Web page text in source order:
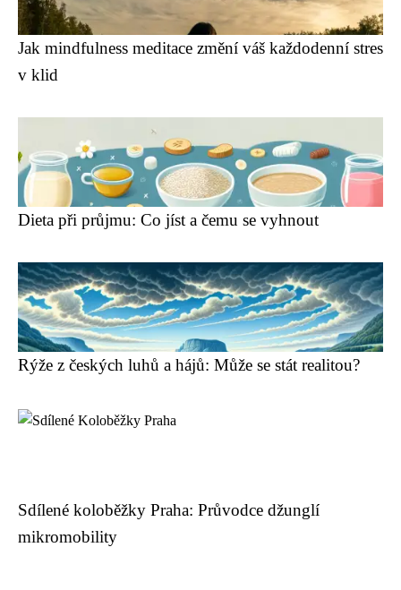
Jak mindfulness meditace změní váš každodenní stres
v klid
Dieta při průjmu: Co jíst a čemu se vyhnout
Rýže z českých luhů a hájů: Může se stát realitou?
Sdílené koloběžky Praha: Průvodce džunglí
mikromobility